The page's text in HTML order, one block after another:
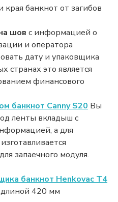
банкнот от загибов
шов с информацией о
и оператора
дату и упаковщика
странах это является
финансового
банкнот Canny S20 Вы
ленты вкладыш с
а для
запаечного модуля.
банкнот Henkovac T4
длиной 420 мм